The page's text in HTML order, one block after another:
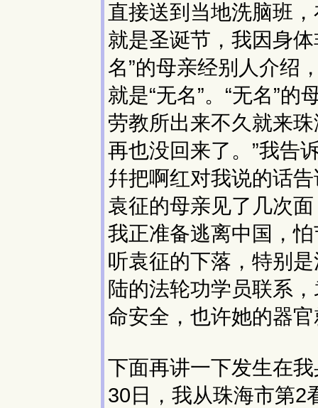
直接送到当地洗脑班
就是圣诞节，我因身
名”的母亲经别人介绍
就是“无名”。“无名”
劳教所出来不久就来
再也没回来了。”我告
幷把啊红对我说的话
袁征的母亲见了几次
我正准备逃离中国，
听袁征的下落，特别
陆的法轮功学员联系
命安全，也许她的器
下面再讲一下发生在
30日，我从珠海市第2